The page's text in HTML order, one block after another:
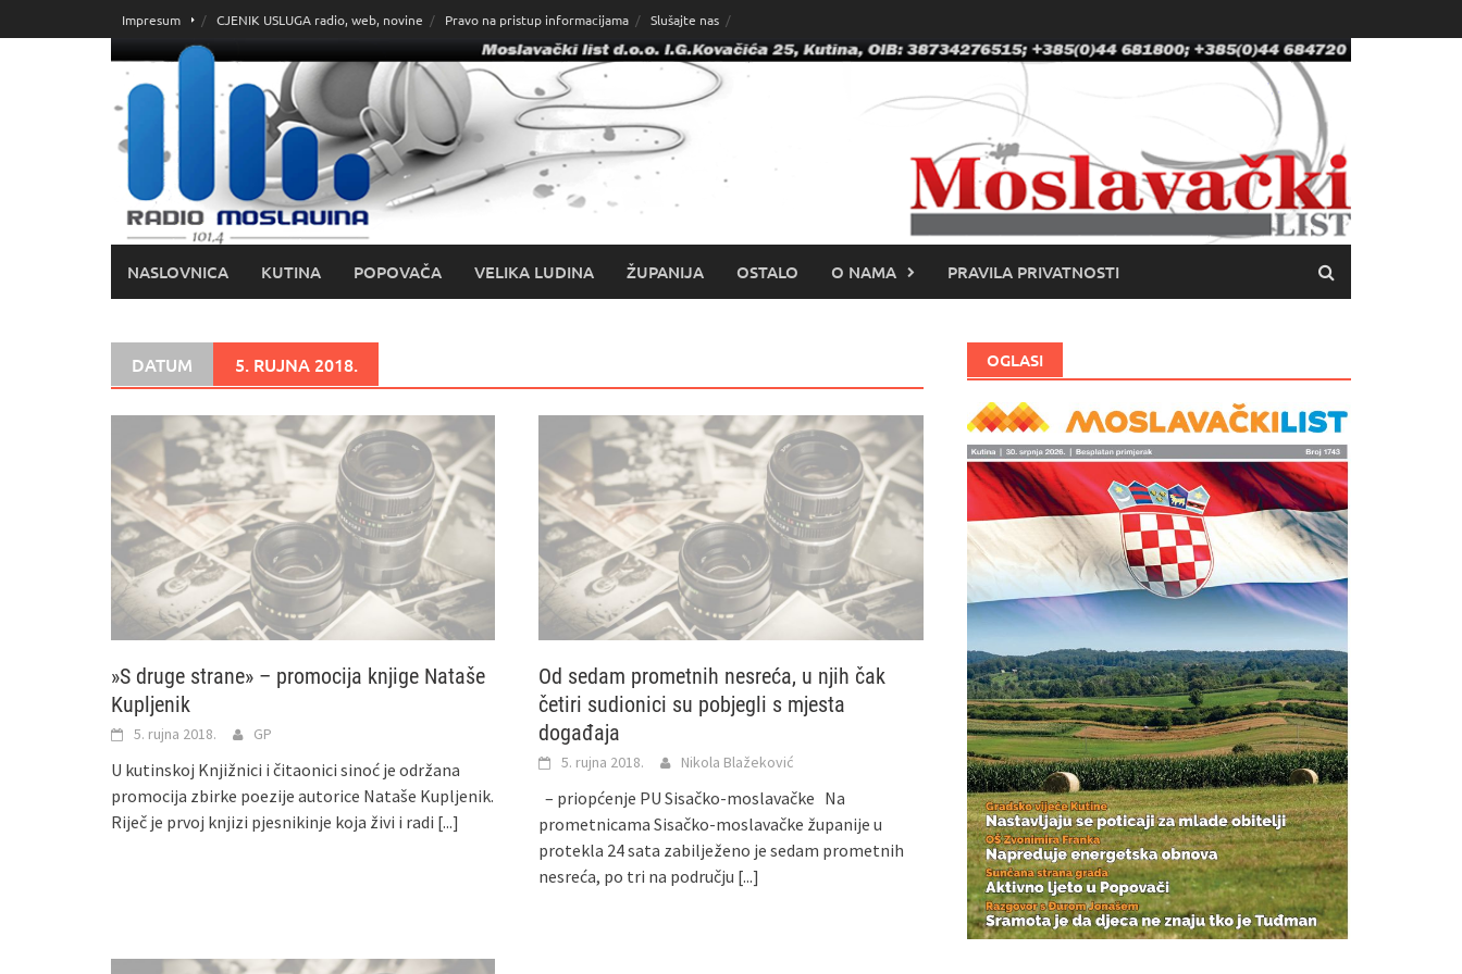
do
Impresum CJENIK USLUGA radio, web, novine Pravo na pristup informacijama Slušajte nas
NASLOVNICA KUTINA POPOVAČA VELIKA LUDINA ŽUPANIJA OSTALO O NAMA PRAVILA PRIVATNOSTI
DATUM 5. RUJNA 2018.
»S druge strane» – promocija knjige Nataše
Kupljenik
5. rujna 2018. GP
U kutinskoj Knjižnici i čitaonici sinoć je održana
promocija zbirke poezije autorice Nataše Kupljenik.
Riječ je prvoj knjizi pjesnikinje koja živi i radi [...]
Od sedam prometnih nesreća, u njih čak
četiri sudionici su pobjegli s mjesta
događaja
5. rujna 2018. Nikola Blažeković
– priopćenje PU Sisačko-moslavačke Na
prometnicama Sisačko-moslavačke županije u
protekla 24 sata zabilježeno je sedam prometnih
nesreća, po tri na području [...]
OGLASI